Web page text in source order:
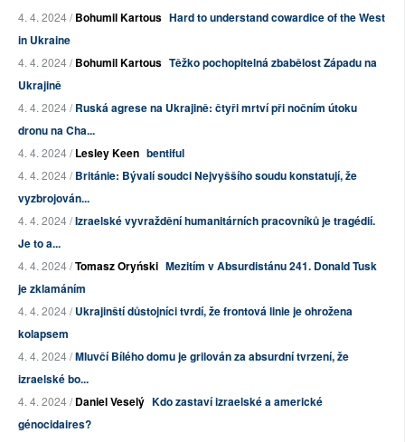
4. 4. 2024 /Bohumil Kartous Hard to understand cowardice of the West
in Ukraine
4. 4. 2024 /Bohumil Kartous Těžko pochopitelná zbabělost Západu na
Ukrajině
4. 4. 2024 /Ruská agrese na Ukrajině: čtyři mrtví při nočním útoku
dronu na Cha...
4. 4. 2024 /Lesley Keen bentiful
4. 4. 2024 /Británie: Bývalí soudci Nejvyššího soudu konstatují, že
vyzbrojován...
4. 4. 2024 /Izraelské vyvraždění humanitárních pracovníků je tragédií.
Je to a...
4. 4. 2024 /Tomasz Oryński Mezitím v Absurdistánu 241. Donald Tusk
je zklamáním
4. 4. 2024 /Ukrajinští důstojníci tvrdí, že frontová linie je ohrožena
kolapsem
4. 4. 2024 /Mluvčí Bílého domu je grilován za absurdní tvrzení, že
izraelské bo...
4. 4. 2024 /Daniel Veselý Kdo zastaví izraelské a americké
génocidaires?